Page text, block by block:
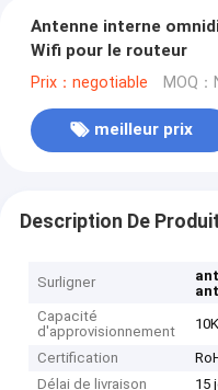
Antenne interne
Wifi pour le routeur
Prix：negotiable MOQ
meilleur prix
Description De Produit
Surligner
Capacité
d'approvisionnement
Certification
Délai de livraison
15